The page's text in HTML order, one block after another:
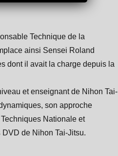
Technique de la
ainsi Sensei Roland
dont il avait la charge depuis la
et enseignant de Nihon Tai-
son approche
Nationale et
de Nihon Tai-Jitsu.